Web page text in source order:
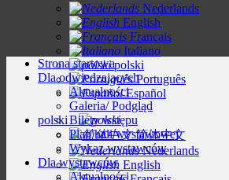
Nederlands
English
Français
Italiano
polski
Português
Español
polski
简体中文
Nederlands
English
Strona startowa
Dla odwiedzających
Aktualności
Galeria/ Podgląd
Bilety wstępu
Plan hali wystawowej
Wykaz wystawców
Dla wystawców
Aktualności